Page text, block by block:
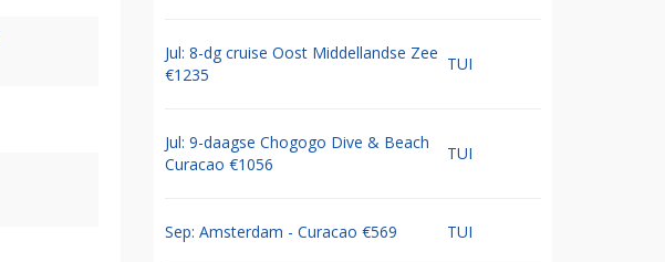
Jul: 8-dg cruise Oost Middellandse Zee
€1235
TUI
Jul: 9-daagse Chogogo Dive & Beach
Curacao €1056
TUI
Sep: Amsterdam - Curacao €569 TUI